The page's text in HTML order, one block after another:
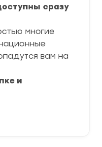
сразу
многие
вам на
и